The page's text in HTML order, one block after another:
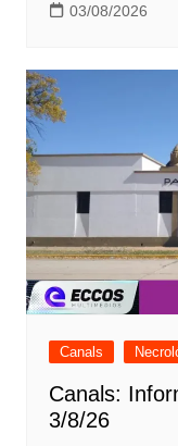
03/08/2026
Canals
Canals:
3/8/26